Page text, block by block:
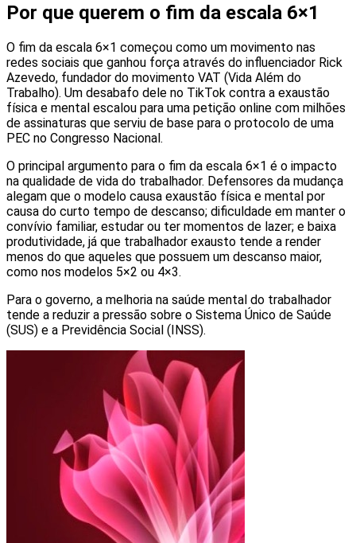
Por que querem o fim da escala 6×1
O fim da escala 6×1 começou como um movimento nas
redes sociais que ganhou força através do influenciador Rick
Azevedo, fundador do movimento VAT (Vida Além do
Trabalho). Um desabafo dele no TikTok contra a exaustão
física e mental escalou para uma petição online com milhões
de assinaturas que serviu de base para o protocolo de uma
PEC no Congresso Nacional.
O principal argumento para o fim da escala 6×1 é o impacto
na qualidade de vida do trabalhador. Defensores da mudança
alegam que o modelo causa exaustão física e mental por
causa do curto tempo de descanso; dificuldade em manter o
convívio familiar, estudar ou ter momentos de lazer; e baixa
produtividade, já que trabalhador exausto tende a render
menos do que aqueles que possuem um descanso maior,
como nos modelos 5×2 ou 4×3.
Para o governo, a melhoria na saúde mental do trabalhador
tende a reduzir a pressão sobre o Sistema Único de Saúde
(SUS) e a Previdência Social (INSS).